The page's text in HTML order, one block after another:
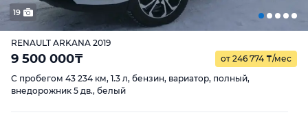
19
RENAULT ARKANA 2019
9 500 000₸ от 246 774 ₸/мес
С пробегом 43 234 км, 1.3 л, бензин, вариатор, полный,
внедорожник 5 дв., белый